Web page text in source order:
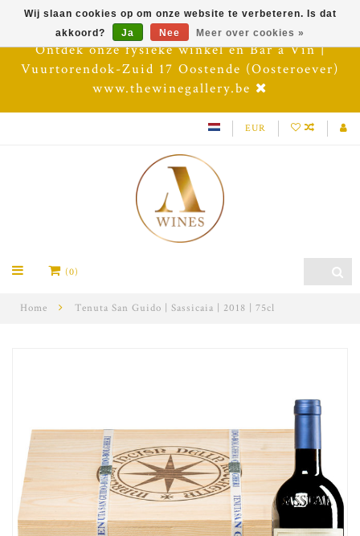
Ontdek onze fysieke winkel en Bar à Vin |
Vuurtorendok-Zuid 17 Oostende (Oosteroever)
www.thewinegallery.be
EUR
(0)
Home Tenuta San Guido | Sassicaia | 2018 | 75cl
Wij slaan cookies op om onze website te verbeteren. Is dat
akkoord?
Ja Nee Meer over cookies »